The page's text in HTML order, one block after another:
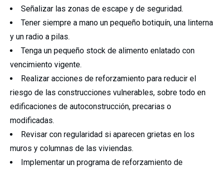
Señalizar las zonas de escape y de seguridad.
Tener siempre a mano un pequeño botiquín, una linterna
y un radio a pilas.
Tenga un pequeño stock de alimento enlatado con
vencimiento vigente.
Realizar acciones de reforzamiento para reducir el
riesgo de las construcciones vulnerables, sobre todo en
edificaciones de autoconstrucción, precarias o
modificadas.
Revisar con regularidad si aparecen grietas en los
muros y columnas de las viviendas.
Implementar un programa de reforzamiento de